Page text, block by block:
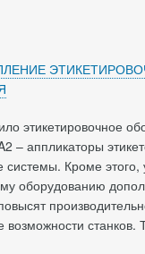
этикетировочное
– аппликаторы
системы. Кроме
оборудованию
станков.